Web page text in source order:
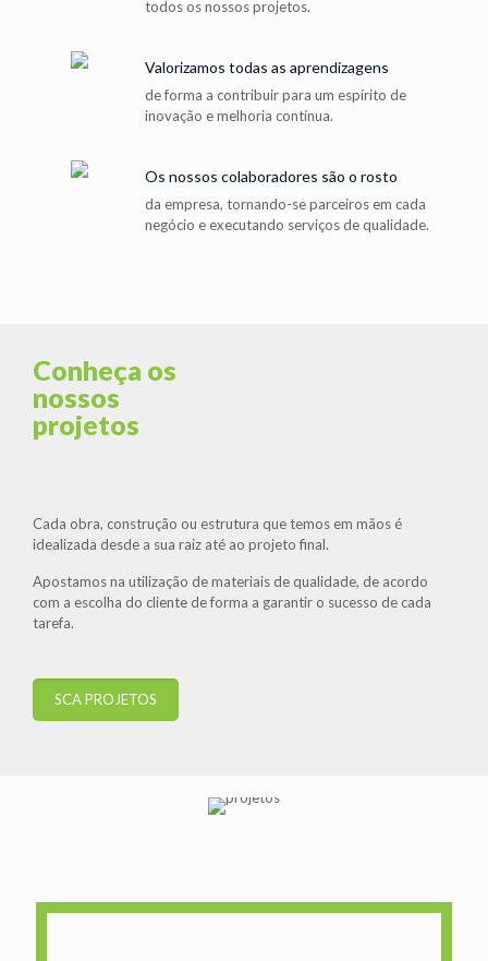
todos os nossos projetos.
Valorizamos todas as aprendizagens
de forma a contribuir para um espírito de
inovação e melhoria contínua.
Os nossos colaboradores são o rosto
da empresa, tornando-se parceiros em cada
negócio e executando serviços de qualidade.
Conheça os
nossos
projetos
Cada obra, construção ou estrutura que temos em mãos é
idealizada desde a sua raiz até ao projeto final.
Apostamos na utilização de materiais de qualidade, de acordo
com a escolha do cliente de forma a garantir o sucesso de cada
tarefa.
SCA PROJETOS